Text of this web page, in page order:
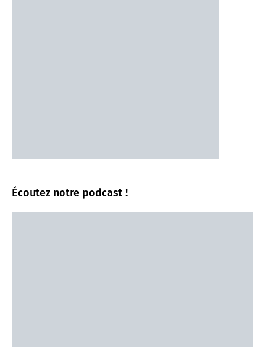
Écoutez notre podcast !